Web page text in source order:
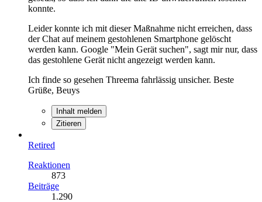
konnte.
Leider konnte ich mit dieser Maßnahme nicht erreichen, dass
der Chat auf meinem gestohlenen Smartphone gelöscht
werden kann. Google "Mein Gerät suchen", sagt mir nur, dass
das gestohlene Gerät nicht angezeigt werden kann.
Ich finde so gesehen Threema fahrlässig unsicher. Beste
Grüße, Beuys
Inhalt melden
Zitieren
Retired
Reaktionen
873
Beiträge
1.290